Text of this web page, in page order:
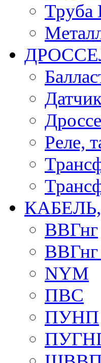
Труба
Реле,
ВВГнг
ВВГнг
NYM
ПВС
ПУНП